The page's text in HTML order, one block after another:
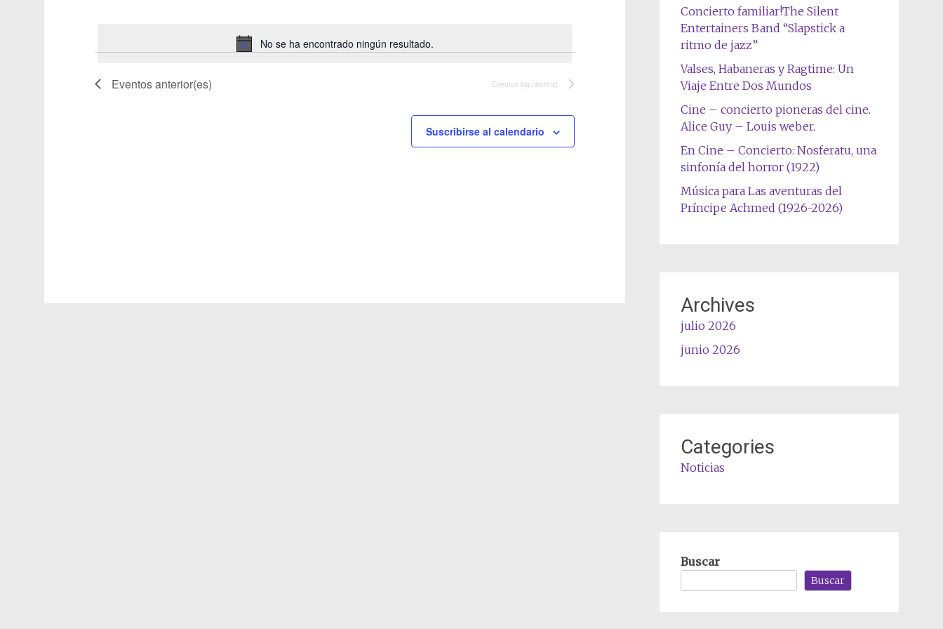
Aviso
No se ha encontrado ningún resultado.
clave.
Eventosanterior(es) Eventos siguiente(s)
Suscribirse al calendario
Concierto familiar!The Silent
Entertainers Band “Slapstick a
ritmo de jazz”
Valses, Habaneras y Ragtime: Un
Viaje Entre Dos Mundos
Cine – concierto pioneras del cine.
Alice Guy – Louis weber.
En Cine – Concierto: Nosferatu, una
sinfonía del horror (1922)
Música para Las aventuras del
Príncipe Achmed (1926-2026)
Archives
julio 2026
junio 2026
Categories
Noticias
Buscar
Buscar